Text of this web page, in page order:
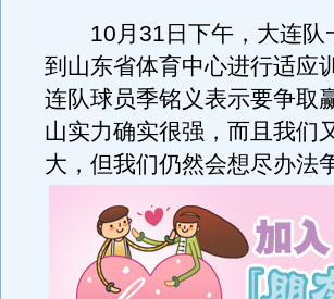
10月31日下午，大连队
到山东省体育中心进行适应
连队球员季铭义表示要争取
山实力确实很强，而且我们
大，但我们仍然会想尽办法